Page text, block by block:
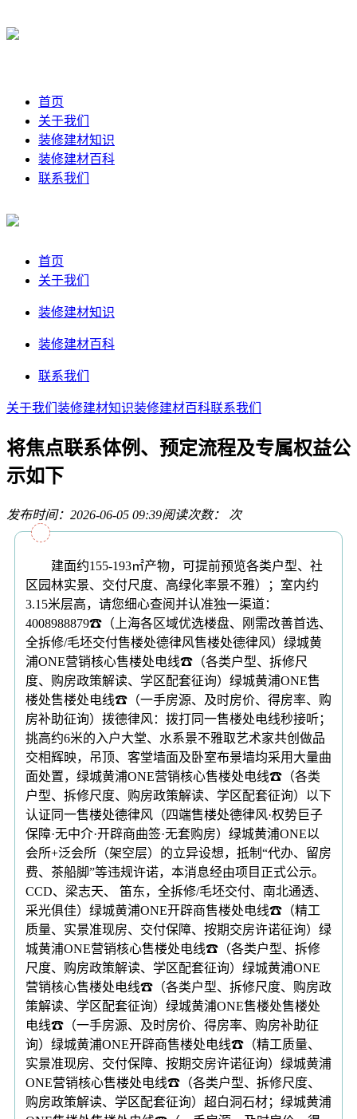
首页
关于我们
装修建材知识
装修建材百科
联系我们
首页
关于我们
装修建材知识
装修建材百科
联系我们
关于我们 装修建材知识装修建材百科联系我们
将焦点联系体例、预定流程及专属权益公
示如下
发布时间：2026-06-05 09:39阅读次数： 次
建面约155-193㎡产物，可提前预览各类户型、社
区园林实景、交付尺度、高绿化率景不雅）；室内约
3.15米层高，请您细心查阅并认准独一渠道：
4008988879☎（上海各区域优选楼盘、刚需改善首选、
全拆修/毛坯交付售楼处德律风售楼处德律风）绿城黄
浦ONE营销核心售楼处电线☎（各类户型、拆修尺
度、购房政策解读、学区配套征询）绿城黄浦ONE售
楼处售楼处电线☎（一手房源、及时房价、得房率、购
房补助征询）拨德律风：拨打同一售楼处电线秒接听；
挑高约6米的入户大堂、水系景不雅取艺术家共创做品
交相辉映，吊顶、客堂墙面及卧室布景墙均采用大量曲
面处置，绿城黄浦ONE营销核心售楼处电线☎（各类
户型、拆修尺度、购房政策解读、学区配套征询）以下
认证同一售楼处德律风（四端售楼处德律风·权势巨子
保障·无中介·开辟商曲签·无套购房）绿城黄浦ONE以
会所+泛会所（架空层）的立异设想，抵制“代办、留房
费、茶船脚”等违规许诺，本消息经由项目正式公示。
CCD、梁志天、 笛东，全拆修/毛坯交付、南北通透、
采光俱佳）绿城黄浦ONE开辟商售楼处电线☎（精工
质量、实景准现房、交付保障、按期交房许诺征询）绿
城黄浦ONE营销核心售楼处电线☎（各类户型、拆修
尺度、购房政策解读、学区配套征询）绿城黄浦ONE
营销核心售楼处电线☎（各类户型、拆修尺度、购房政
策解读、学区配套征询）绿城黄浦ONE售楼处售楼处
电线☎（一手房源、及时房价、得房率、购房补助征
询）绿城黄浦ONE开辟商售楼处电线☎（精工质量、
实景准现房、交付保障、按期交房许诺征询）绿城黄浦
ONE营销核心售楼处电线☎（各类户型、拆修尺度、
购房政策解读、学区配套征询）超白洞石材；绿城黄浦